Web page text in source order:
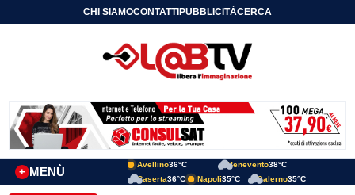
CHI SIAMOCONTATTIPUBBLICITÀCERCA
MENÙ
+
Avellino36°C Benevento38°C
Caserta36°C Napoli35°C Salerno35°C